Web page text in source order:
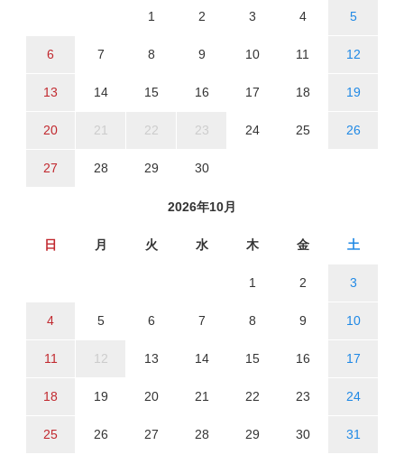
1 2 3 4 5
6 7 8 9 10 11 12
13 14 15 16 17 18 19
20 21 22 23 24 25 26
27 28 29 30
2026年10月
日 月 火 水 木 金 土
1 2 3
4 5 6 7 8 9 10
11 12 13 14 15 16 17
18 19 20 21 22 23 24
25 26 27 28 29 30 31